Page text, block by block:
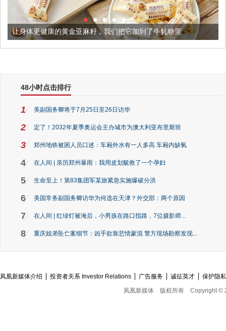
让身体更健康的黄金亚麻籽，我们把它加到了牛轧糖里
48小时点击排行
1 美副国务卿将于7月25日至26日访华
2 定了！2032年夏季奥运会主办城市为澳大利亚布里斯班
3 郑州地铁被困人员口述：车厢外水有一人多高 车厢内缺氧
4 在人间 | 亲历郑州暴雨：我用皮划艇救了一个孕妇
5 生命至上！第83集团军某旅紧急实施爆破分洪
6 美国常务副国务卿访华为何选在天津？外交部：两个原因
7 在人间 | 红绿灯被淹后，小男孩在路口指路，7位摄影师...
8 重庆姐弟坠亡案细节：凶手欲靠悲情蒙混 警方现场勘察发现...
凤凰新媒体介绍 投资者关系 Investor Relations 广告服务 诚征英才
保护隐
凤凰新媒体
版权所有 Copyright ©